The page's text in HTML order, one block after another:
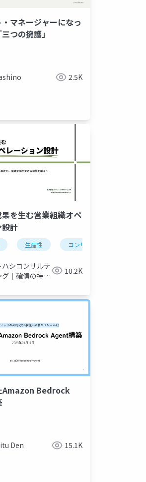
マネージャーになっ
つの擁護」
2.5K
を生む営業組織オペ
設計
生産性 コンサルティング
ハシコンサルテ
グ｜確信の持て
成果を創る
10.2K
Amazon Bedrock
Den 15.1K